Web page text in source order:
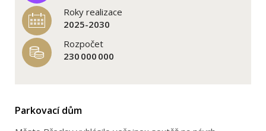
Roky realizace
2025-2030
Rozpočet
230 000 000
Parkovací dům